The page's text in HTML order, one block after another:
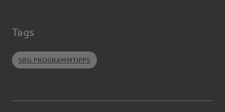
Tags
SRG PROGRAMMTIPPS